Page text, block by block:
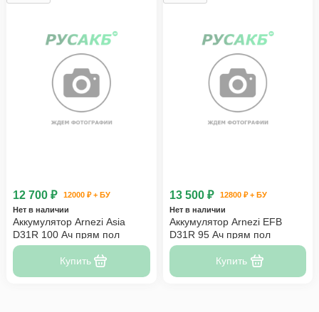
12 700 ₽
12000 ₽ + БУ
Нет в наличии
Аккумулятор Arnezi Asia
D31R 100 Ач прям пол
Купить
13 500 ₽
12800 ₽ + БУ
Нет в наличии
Аккумулятор Arnezi EFB
D31R 95 Ач прям пол
Купить